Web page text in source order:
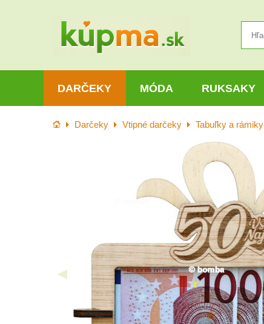
DARČEKY MÓDA RUKSAKY
Úvod Darčeky Vtipné darčeky Tabuľky a rámiky